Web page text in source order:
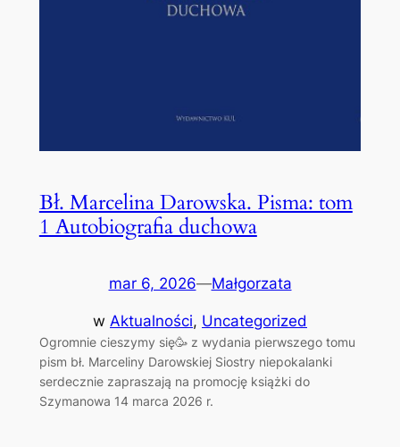
Bł. Marcelina Darowska. Pisma: tom
1 Autobiografia duchowa
mar 6, 2026—Małgorzata
w Aktualności, Uncategorized
Ogromnie cieszymy się🥳 z wydania pierwszego tomu
pism bł. Marceliny Darowskiej Siostry niepokalanki
serdecznie zapraszają na promocję książki do
Szymanowa 14 marca 2026 r.